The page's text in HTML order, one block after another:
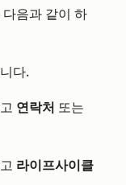
음과 같이 하
다.
연락처 또는
라이프사이클